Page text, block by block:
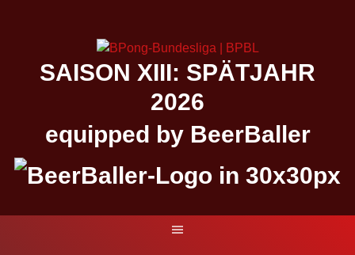
SAISON XIII: SPÄTJAHR
2026
equipped by BeerBaller